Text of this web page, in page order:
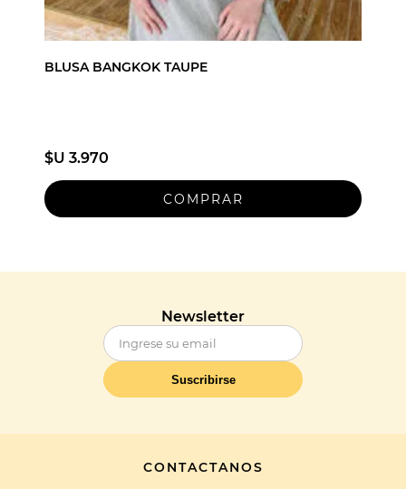
BLUSA BANGKOK TAUPE
$U 3.970
Newsletter
Suscribirse
CONTACTANOS